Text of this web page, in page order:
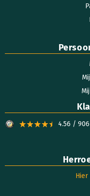
4.56 /